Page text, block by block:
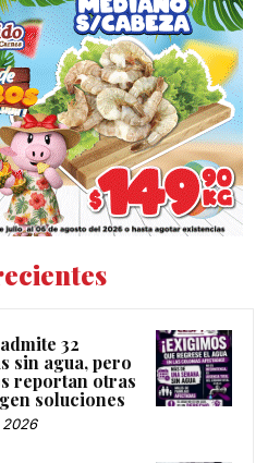
32
sin agua, pero
reportan otras
soluciones
2026